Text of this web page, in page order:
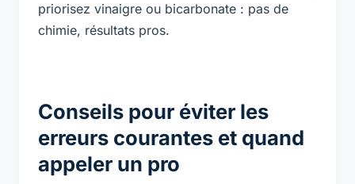
priorisez vinaigre ou bicarbonate : pas de
chimie, résultats pros.
Conseils pour éviter les
erreurs courantes et quand
appeler un pro